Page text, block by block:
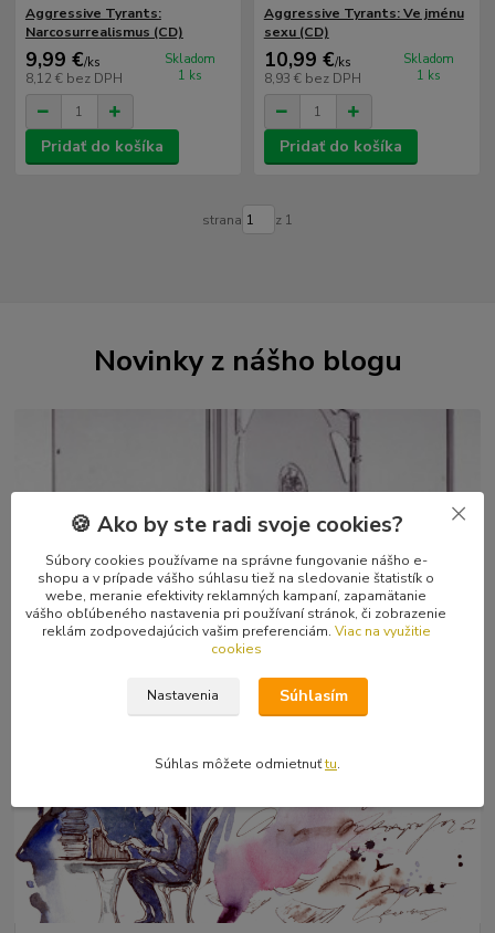
Aggressive Tyrants:
Narcosurrealismus (CD)
9,99 €/ks
8,12 € bez DPH
Skladom
1 ks
Pridať do košíka
Aggressive Tyrants: Ve jm​é​nu
sexu (CD)
10,99 €/ks
8,93 € bez DPH
Skladom
1 ks
Pridať do košíka
strana z 1
Novinky z nášho blogu
29.04.2026
Kvalitné CD a kazetové škatuľky, DVD boxy
obľúbenú muziku v doškriabanom či popraskanom obale. Chápem
čítať celé
🍪 Ako by ste radi svoje cookies?
Súbory cookies používame na správne fungovanie nášho e-
shopu a v prípade vášho súhlasu tiež na sledovanie štatistík o
webe, meranie efektivity reklamných kampaní, zapamätanie
vášho obľúbeného nastavenia pri používaní stránok, či zobrazenie
reklám zodpovedajúcich vašim preferenciám. Viac na využitie
cookies
Nastavenia Súhlasím
Súhlas môžete odmietnuťtu.